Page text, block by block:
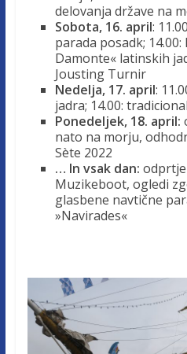
delovanja države na
Sobota, 16. april:
parada posadk; 14.00:
Damonte« latinskih
Jousting Turnir
Nedelja, 17. april:
jadra; 14.00:
Ponedeljek, 18. april:
nato na morju,
Sète 2022
… In vsak dan:
Muzikeboot, ogledi
glasbene navtične
»Navirades«